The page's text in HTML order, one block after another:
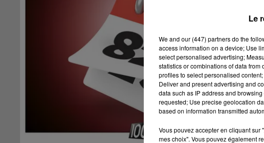
Le
We and our (447) partnersdo the
access information on a device; Use
select personalised advertising;
statistics or combinations of data
profiles to select personalised
Deliver and present advertising and
data such as IP address and
requested; Use precise geolocation
based on information transmitted
Vous pouvez accepter en cliquant sur
mes choix". Vous pouvez également